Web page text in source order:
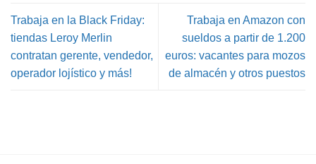
Trabaja en la Black Friday:
tiendas Leroy Merlin
contratan gerente, vendedor,
operador lojístico y más!
Trabaja en Amazon con
sueldos a partir de 1.200
euros: vacantes para mozos
de almacén y otros puestos